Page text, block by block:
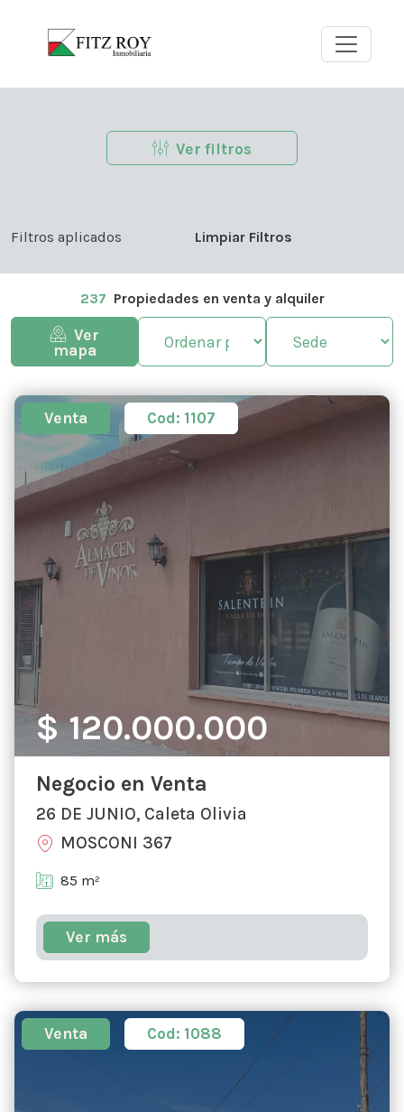
Ver filtros
Filtros aplicados Limpiar Filtros
237 Propiedades en venta y alquiler
Ver
mapa
Venta Cod: 1107
$ 120.000.000
Negocio en Venta
26 DE JUNIO, Caleta Olivia
MOSCONI 367
85 m²
Ver más
Venta Cod: 1088